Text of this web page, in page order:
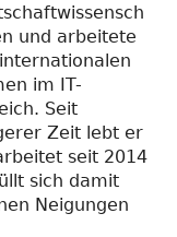
und arbeitete
im IT-
Seit
Zeit lebt er
seit 2014
sich damit
Neigungen